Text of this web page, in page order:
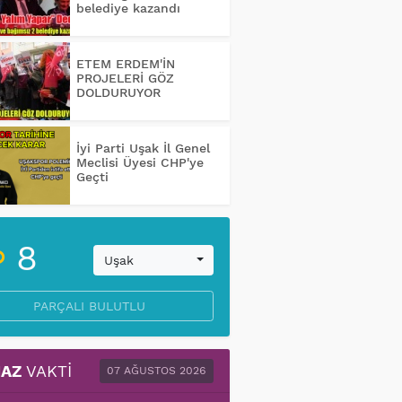
belediye kazandı
ETEM ERDEM'İN
PROJELERİ GÖZ
DOLDURUYOR
İyi Parti Uşak İl Genel
Meclisi Üyesi CHP'ye
Geçti
8 Uşak
PARÇALI BULUTLU
VAKTI 07 AĞUSTOS 2026